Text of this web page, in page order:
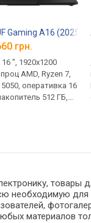
Gaming A16 (2025)
грн.
", 1920x1200
AMD, Ryzen 7,
5050, оперативка 16
512 ГБ,
необходимую
материалов